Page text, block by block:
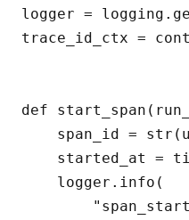
logger =
trace_id_ctx =
def
span_id =
started_at =
    logger.info(